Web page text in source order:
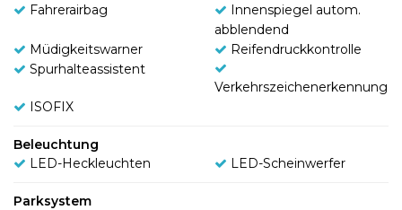
Fahrerairbag
Innenspiegel autom.
abblendend
Müdigkeitswarner
Reifendruckkontrolle
Spurhalteassistent
Verkehrszeichenerkennung
ISOFIX
Beleuchtung
LED-Heckleuchten
LED-Scheinwerfer
Parksystem